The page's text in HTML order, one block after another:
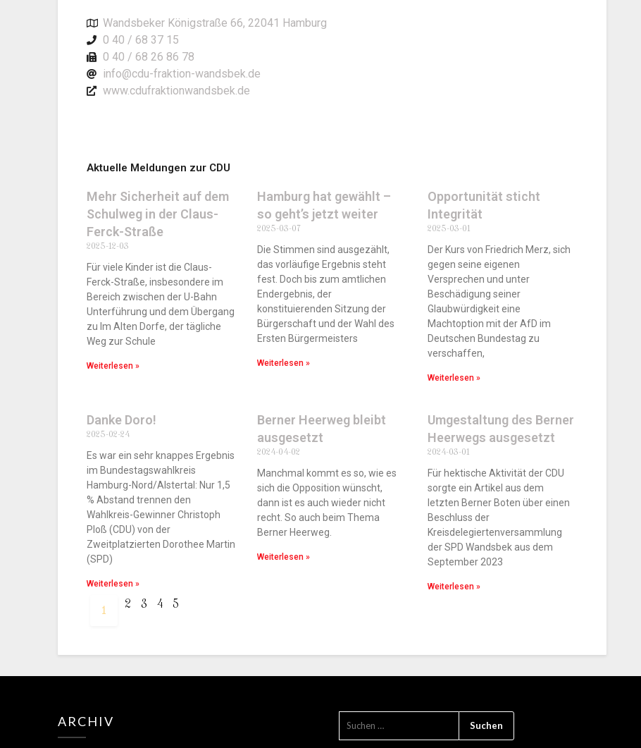
Wandsbeker Königstraße 66, 22041 Hamburg
0 40 / 68 37 15
0 40 / 68 26 86 78
info@cdu-fraktion-wandsbek.de
www.cdufraktionwandsbek.de
Aktuelle Meldungen zur CDU
Mehr Sicherheit auf dem
Schulweg in der Claus-
Ferck-Straße
2025-12-03
Für viele Kinder ist die Claus-
Ferck-Straße, insbesondere im
Bereich zwischen der U-Bahn
Unterführung und dem Übergang
zu Im Alten Dorfe, der tägliche
Weg zur Schule
Weiterlesen »
Hamburg hat gewählt –
so geht’s jetzt weiter
2025-03-07
Die Stimmen sind ausgezählt,
das vorläufige Ergebnis steht
fest. Doch bis zum amtlichen
Endergebnis, der
konstituierenden Sitzung der
Bürgerschaft und der Wahl des
Ersten Bürgermeisters
Weiterlesen »
Opportunität sticht
Integrität
2025-03-01
Der Kurs von Friedrich Merz, sich
gegen seine eigenen
Versprechen und unter
Beschädigung seiner
Glaubwürdigkeit eine
Machtoption mit der AfD im
Deutschen Bundestag zu
verschaffen,
Weiterlesen »
Danke Doro!
2025-02-24
Es war ein sehr knappes Ergebnis
im Bundestagswahlkreis
Hamburg-Nord/Alstertal: Nur 1,5
% Abstand trennen den
Wahlkreis-Gewinner Christoph
Ploß (CDU) von der
Zweitplatzierten Dorothee Martin
(SPD)
Weiterlesen »
Berner Heerweg bleibt
ausgesetzt
2024-04-02
Manchmal kommt es so, wie es
sich die Opposition wünscht,
dann ist es auch wieder nicht
recht. So auch beim Thema
Berner Heerweg.
Weiterlesen »
Umgestaltung des Berner
Heerwegs ausgesetzt
2024-03-01
Für hektische Aktivität der CDU
sorgte ein Artikel aus dem
letzten Berner Boten über einen
Beschluss der
Kreisdelegiertenversammlung
der SPD Wandsbek aus dem
September 2023
Weiterlesen »
1 2 3 4 5
ARCHIV